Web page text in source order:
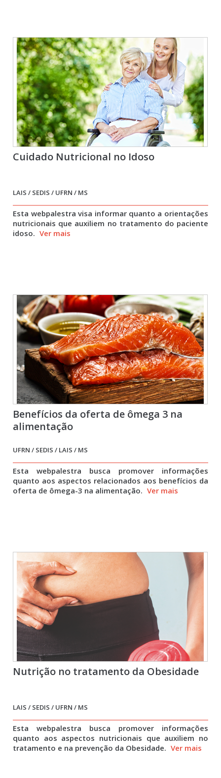
Cuidado Nutricional no Idoso
LAIS / SEDIS / UFRN / MS
Esta webpalestra visa informar quanto a orientações
nutricionais que auxiliem no tratamento do paciente
idoso. Ver mais
Benefícios da oferta de ômega 3 na
alimentação
UFRN / SEDIS / LAIS / MS
Esta webpalestra busca promover informações
quanto aos aspectos relacionados aos benefícios da
oferta de ômega-3 na alimentação. Ver mais
Nutrição no tratamento da Obesidade
LAIS / SEDIS / UFRN / MS
Esta webpalestra busca promover informações
quanto aos aspectos nutricionais que auxiliem no
tratamento e na prevenção da Obesidade. Ver mais